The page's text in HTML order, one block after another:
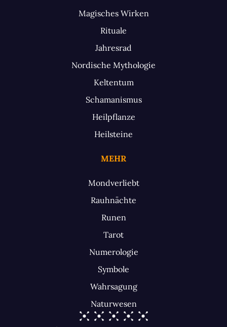
Magisches Wirken
Rituale
Jahresrad
Nordische Mythologie
Keltentum
Schamanismus
Heilpflanze
Heilsteine
MEHR
Mondverliebt
Rauhnächte
Runen
Tarot
Numerologie
Symbole
Wahrsagung
Naturwesen